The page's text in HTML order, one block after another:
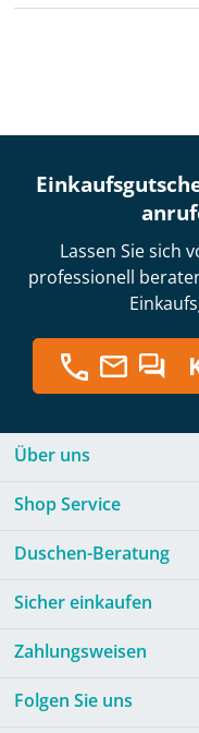
Lassen Sie sich
professionell
Über uns
Shop Service
Duschen-Beratung
Sicher einkaufen
Zahlungsweisen
Folgen Sie uns